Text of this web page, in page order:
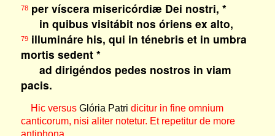
78per víscera misericórdiæ Dei nostri, *
in quibus visitábit nos óriens ex alto,
79illumináre his, qui in ténebris et in umbra
mortis sedent *
ad dirigéndos pedes nostros in viam
pacis.
Hic versus Glória Patri dicitur in fine omnium
canticorum, nisi aliter notetur. Et repetitur de more
antiphona.